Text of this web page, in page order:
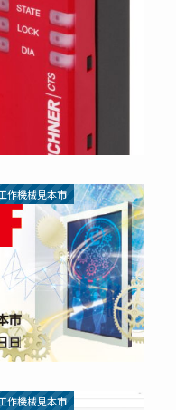
作機械見本市
作機械見本市